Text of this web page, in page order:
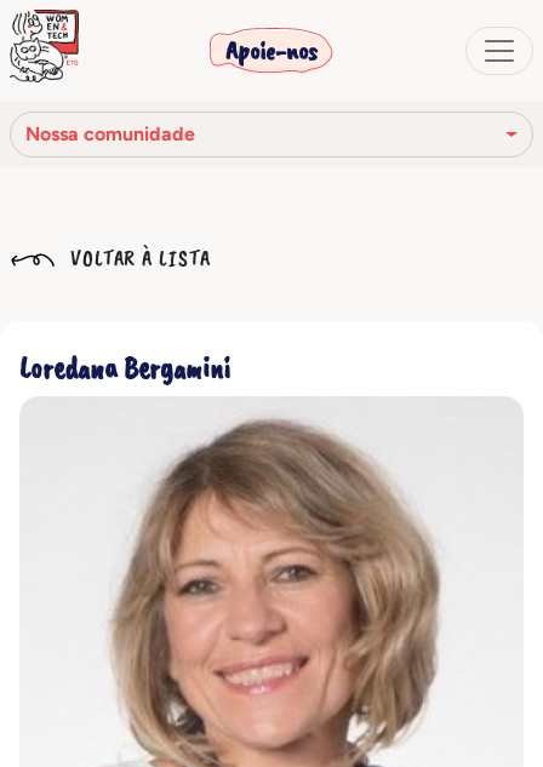
Apoie-nos
Nossa comunidade
Código de Ética
Nossa rede
Nossa comunidade
VOLTAR À LISTA
Loredana Bergamini